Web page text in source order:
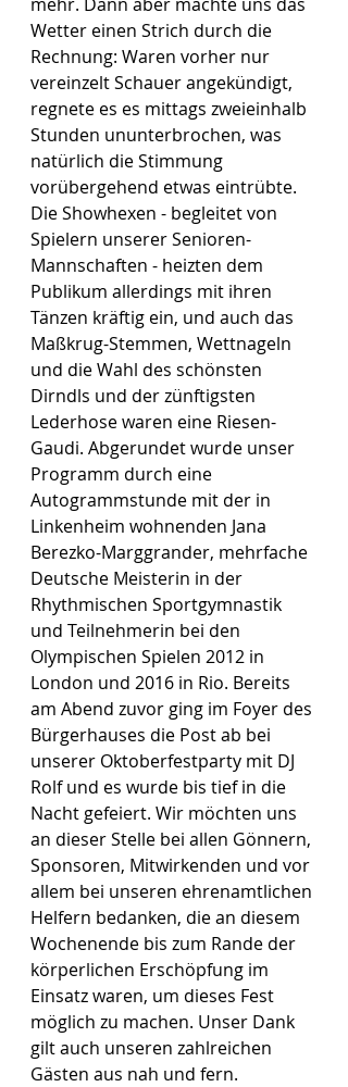
Wetter einen Strich durch die
Rechnung: Waren vorher nur
vereinzelt Schauer angekündigt,
regnete es es mittags zweieinhalb
Stunden ununterbrochen, was
natürlich die Stimmung
vorübergehend etwas eintrübte.
Die Showhexen - begleitet von
Spielern unserer Senioren-
Mannschaften - heizten dem
Publikum allerdings mit ihren
Tänzen kräftig ein, und auch das
Maßkrug-Stemmen, Wettnageln
und die Wahl des schönsten
Dirndls und der zünftigsten
Lederhose waren eine Riesen-
Gaudi. Abgerundet wurde unser
Programm durch eine
Autogrammstunde mit der in
Linkenheim wohnenden Jana
Berezko-Marggrander, mehrfache
Deutsche Meisterin in der
Rhythmischen Sportgymnastik
und Teilnehmerin bei den
Olympischen Spielen 2012 in
London und 2016 in Rio. Bereits
am Abend zuvor ging im Foyer des
Bürgerhauses die Post ab bei
unserer Oktoberfestparty mit DJ
Rolf und es wurde bis tief in die
Nacht gefeiert. Wir möchten uns
an dieser Stelle bei allen Gönnern,
Sponsoren, Mitwirkenden und vor
allem bei unseren ehrenamtlichen
Helfern bedanken, die an diesem
Wochenende bis zum Rande der
körperlichen Erschöpfung im
Einsatz waren, um dieses Fest
möglich zu machen. Unser Dank
gilt auch unseren zahlreichen
Gästen aus nah und fern.